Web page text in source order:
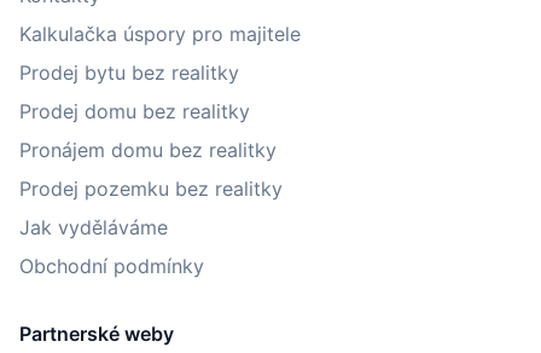
Kalkulačka úspory pro majitele
Prodej bytu bez realitky
Prodej domu bez realitky
Pronájem domu bez realitky
Prodej pozemku bez realitky
Jak vyděláváme
Obchodní podmínky
Partnerské weby